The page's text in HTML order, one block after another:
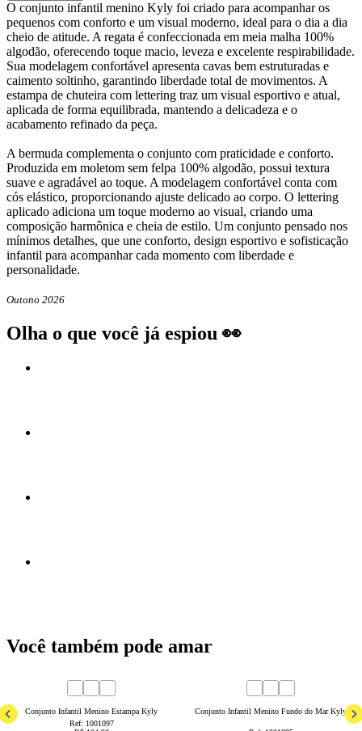
O conjunto infantil menino Kyly foi criado para acompanhar os
pequenos com conforto e um visual moderno, ideal para o dia a dia
cheio de atitude. A regata é confeccionada em meia malha 100%
algodão, oferecendo toque macio, leveza e excelente respirabilidade.
Sua modelagem confortável apresenta cavas bem estruturadas e
caimento soltinho, garantindo liberdade total de movimentos. A
estampa de chuteira com lettering traz um visual esportivo e atual,
aplicada de forma equilibrada, mantendo a delicadeza e o
acabamento refinado da peça.
A bermuda complementa o conjunto com praticidade e conforto.
Produzida em moletom sem felpa 100% algodão, possui textura
suave e agradável ao toque. A modelagem confortável conta com
cós elástico, proporcionando ajuste delicado ao corpo. O lettering
aplicado adiciona um toque moderno ao visual, criando uma
composição harmônica e cheia de estilo. Um conjunto pensado nos
mínimos detalhes, que une conforto, design esportivo e sofisticação
infantil para acompanhar cada momento com liberdade e
personalidade.
Outono 2026
Olha o que você já espiou 👀
Você também pode amar
Conjunto Infantil Menino Estampa Kyly
Ref: 1001097
Conjunto Infantil Menino Fundo do Mar Kyly